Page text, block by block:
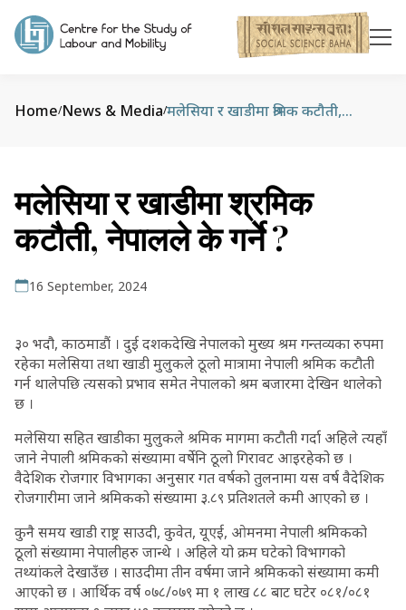
Home/News & Media/ मलेसिया र खाडीमा श्रमिक कटौती, नेपालले के गर्ने ?
मलेसिया र खाडीमा श्रमिक
कटौती, नेपालले के गर्ने ?
16 September, 2024
३० भदौ, काठमाडौं । दुई दशकदेखि नेपालको मुख्य श्रम गन्तव्यका रुपमा
रहेका मलेसिया तथा खाडी मुलुकले ठूलो मात्रामा नेपाली श्रमिक कटौती
गर्न थालेपछि त्यसको प्रभाव समेत नेपालको श्रम बजारमा देखिन थालेको
छ ।
मलेसिया सहित खाडीका मुलुकले श्रमिक मागमा कटौती गर्दा अहिले त्यहाँ
जाने नेपाली श्रमिकको संख्यामा वर्षेनि ठूलो गिरावट आइरहेको छ ।
वैदेशिक रोजगार विभागका अनुसार गत वर्षको तुलनामा यस वर्ष वैदेशिक
रोजगारीमा जाने श्रमिकको संख्यामा ३.८९ प्रतिशतले कमी आएको छ ।
कुनै समय खाडी राष्ट्र साउदी, कुवेत, यूएई, ओमनमा नेपाली श्रमिकको
ठूलो संख्यामा नेपालीहरु जान्थे । अहिले यो क्रम घटेको विभागको
तथ्यांकले देखाउँछ । साउदीमा तीन वर्षमा जाने श्रमिकको संख्यामा कमी
आएको छ । आर्थिक वर्ष ०७८/०७९ मा १ लाख ८८ बाट घटेर ०८१/०८१